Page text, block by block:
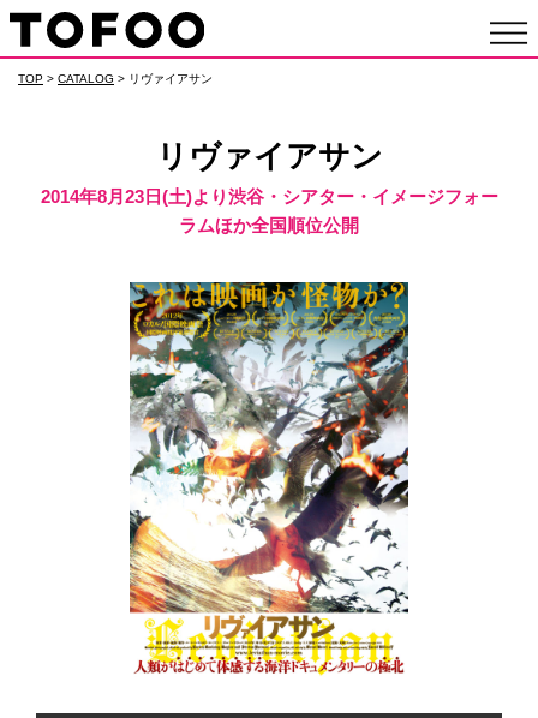
TOP > CATALOG > リヴァイアサン
リヴァイアサン
2014年8月23日(土)より渋谷・シアター・イメージフォー
ラムほか全国順位公開